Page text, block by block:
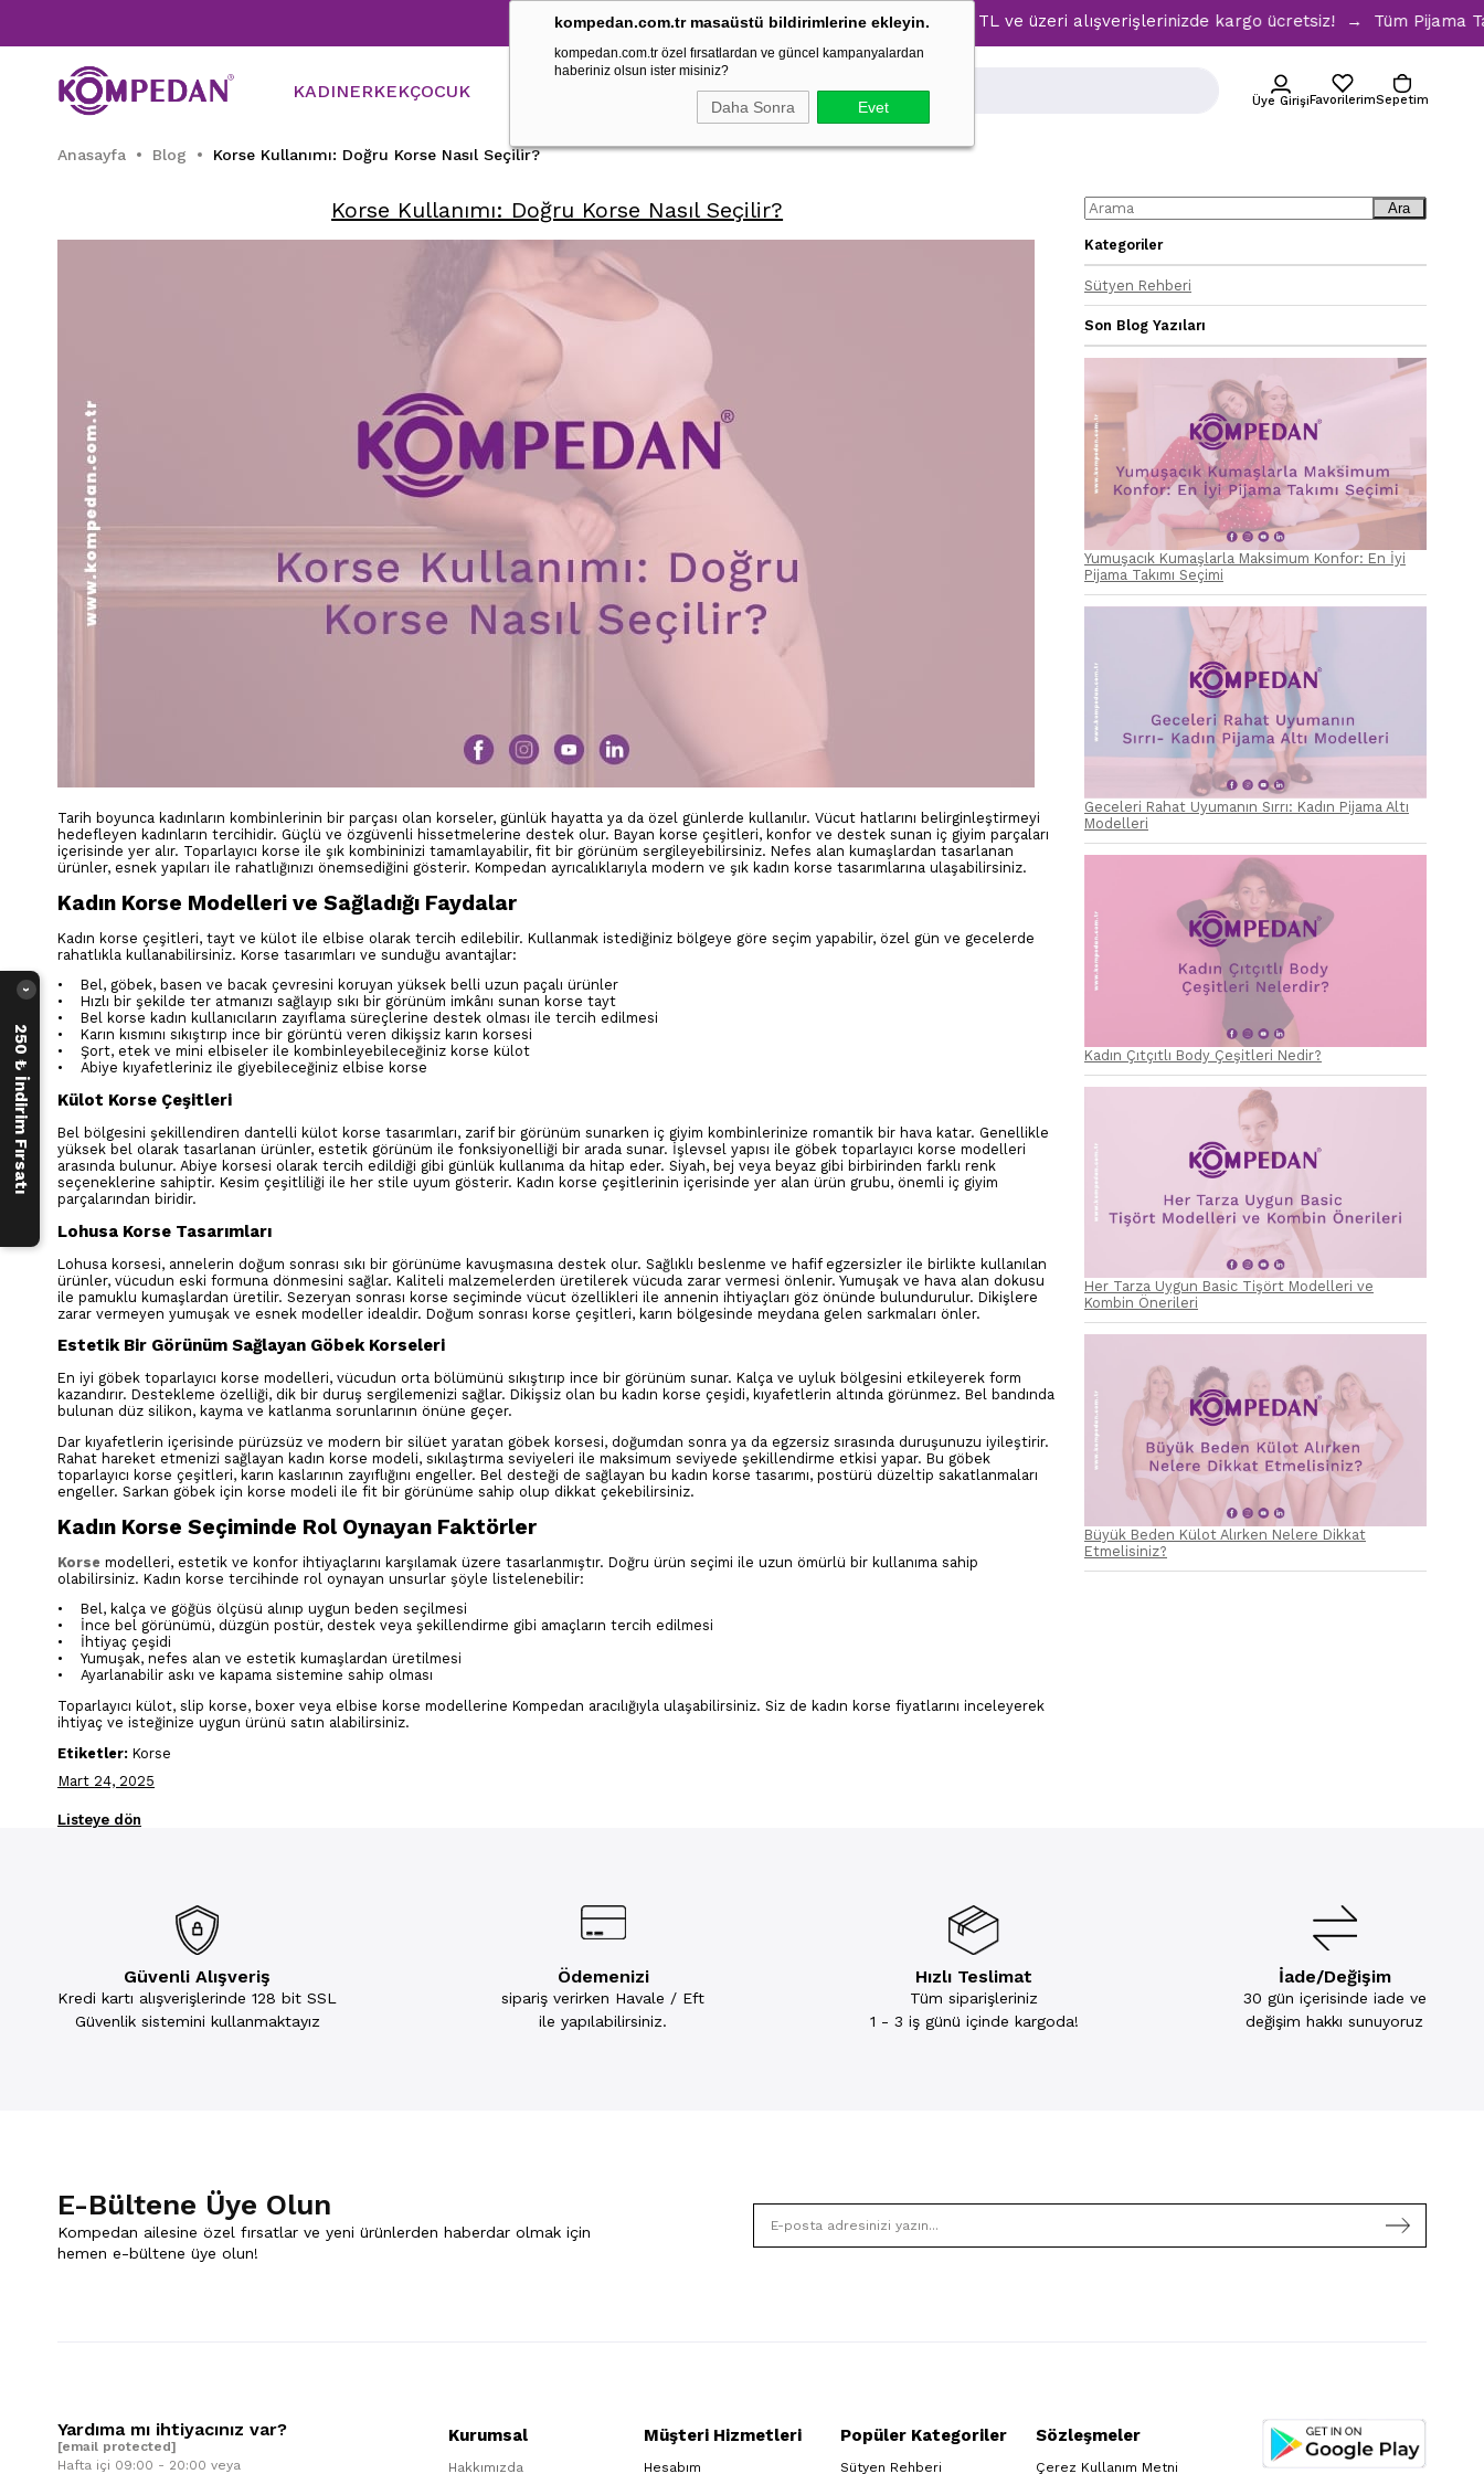
kompedan.com.tr masaüstü bildirimlerine ekleyin.
kompedan.com.tr özel fırsatlardan ve güncel kampanyalardan
haberiniz olsun ister misiniz?
Daha Sonra Evet
Tüm Pijama Takımlarında %30 İndirim → 1500 TL ve üzeri alışverişlerinizde kargo ücretsiz! → Tüm Pijama
KADINERKEKÇOCUK Üye GirişiFavorilerimSepetim
Anasayfa Blog Korse Kullanımı: Doğru Korse Nasıl Seçilir?
Korse Kullanımı: Doğru Korse Nasıl Seçilir?
Tarih boyunca kadınların kombinlerinin bir parçası olan korseler, günlük hayatta ya da özel günlerde kullanılır. Vücut hatlarını belirginleştirmeyi
hedefleyen kadınların tercihidir. Güçlü ve özgüvenli hissetmelerine destek olur. Bayan korse çeşitleri, konfor ve destek sunan iç giyim parçaları
içerisinde yer alır. Toparlayıcı korse ile şık kombininizi tamamlayabilir, fit bir görünüm sergileyebilirsiniz. Nefes alan kumaşlardan tasarlanan
ürünler, esnek yapıları ile rahatlığınızı önemsediğini gösterir. Kompedan ayrıcalıklarıyla modern ve şık kadın korse tasarımlarına ulaşabilirsiniz.
Kadın Korse Modelleri ve Sağladığı Faydalar
Kadın korse çeşitleri, tayt ve külot ile elbise olarak tercih edilebilir. Kullanmak istediğiniz bölgeye göre seçim yapabilir, özel gün ve gecelerde
rahatlıkla kullanabilirsiniz. Korse tasarımları ve sunduğu avantajlar:
• Bel, göbek, basen ve bacak çevresini koruyan yüksek belli uzun paçalı ürünler
• Hızlı bir şekilde ter atmanızı sağlayıp sıkı bir görünüm imkânı sunan korse tayt
• Bel korse kadın kullanıcıların zayıflama süreçlerine destek olması ile tercih edilmesi
• Karın kısmını sıkıştırıp ince bir görüntü veren dikişsiz karın korsesi
• Şort, etek ve mini elbiseler ile kombinleyebileceğiniz korse külot
• Abiye kıyafetleriniz ile giyebileceğiniz elbise korse
Külot Korse Çeşitleri
Bel bölgesini şekillendiren dantelli külot korse tasarımları, zarif bir görünüm sunarken iç giyim kombinlerinize romantik bir hava katar. Genellikle
yüksek bel olarak tasarlanan ürünler, estetik görünüm ile fonksiyonelliği bir arada sunar. İşlevsel yapısı ile göbek toparlayıcı korse modelleri
arasında bulunur. Abiye korsesi olarak tercih edildiği gibi günlük kullanıma da hitap eder. Siyah, bej veya beyaz gibi birbirinden farklı renk
seçeneklerine sahiptir. Kesim çeşitliliği ile her stile uyum gösterir. Kadın korse çeşitlerinin içerisinde yer alan ürün grubu, önemli iç giyim
parçalarından biridir.
Lohusa Korse Tasarımları
Lohusa korsesi, annelerin doğum sonrası sıkı bir görünüme kavuşmasına destek olur. Sağlıklı beslenme ve hafif egzersizler ile birlikte kullanılan
ürünler, vücudun eski formuna dönmesini sağlar. Kaliteli malzemelerden üretilerek vücuda zarar vermesi önlenir. Yumuşak ve hava alan dokusu
ile pamuklu kumaşlardan üretilir. Sezeryan sonrası korse seçiminde vücut özellikleri ile annenin ihtiyaçları göz önünde bulundurulur. Dikişlere
zarar vermeyen yumuşak ve esnek modeller idealdir. Doğum sonrası korse çeşitleri, karın bölgesinde meydana gelen sarkmaları önler.
Estetik Bir Görünüm Sağlayan Göbek Korseleri
En iyi göbek toparlayıcı korse modelleri, vücudun orta bölümünü sıkıştırıp ince bir görünüm sunar. Kalça ve uyluk bölgesini etkileyerek form
kazandırır. Destekleme özelliği, dik bir duruş sergilemenizi sağlar. Dikişsiz olan bu kadın korse çeşidi, kıyafetlerin altında görünmez. Bel bandında
bulunan düz silikon, kayma ve katlanma sorunlarının önüne geçer.
Dar kıyafetlerin içerisinde pürüzsüz ve modern bir silüet yaratan göbek korsesi, doğumdan sonra ya da egzersiz sırasında duruşunuzu iyileştirir.
Rahat hareket etmenizi sağlayan kadın korse modeli, sıkılaştırma seviyeleri ile maksimum seviyede şekillendirme etkisi yapar. Bu göbek
toparlayıcı korse çeşitleri, karın kaslarının zayıflığını engeller. Bel desteği de sağlayan bu kadın korse tasarımı, postürü düzeltip sakatlanmaları
engeller. Sarkan göbek için korse modeli ile fit bir görünüme sahip olup dikkat çekebilirsiniz.
Kadın Korse Seçiminde Rol Oynayan Faktörler
Korse modelleri, estetik ve konfor ihtiyaçlarını karşılamak üzere tasarlanmıştır. Doğru ürün seçimi ile uzun ömürlü bir kullanıma sahip
olabilirsiniz. Kadın korse tercihinde rol oynayan unsurlar şöyle listelenebilir:
• Bel, kalça ve göğüs ölçüsü alınıp uygun beden seçilmesi
• İnce bel görünümü, düzgün postür, destek veya şekillendirme gibi amaçların tercih edilmesi
• İhtiyaç çeşidi
• Yumuşak, nefes alan ve estetik kumaşlardan üretilmesi
• Ayarlanabilir askı ve kapama sistemine sahip olması
Toparlayıcı külot, slip korse, boxer veya elbise korse modellerine Kompedan aracılığıyla ulaşabilirsiniz. Siz de kadın korse fiyatlarını inceleyerek
ihtiyaç ve isteğinize uygun ürünü satın alabilirsiniz.
Etiketler: Korse
Mart 24, 2025
Listeye dön
Ara
Kategoriler
Sütyen Rehberi
Son Blog Yazıları
Yumuşacık Kumaşlarla Maksimum Konfor: En İyi
Pijama Takımı Seçimi
Geceleri Rahat Uyumanın Sırrı: Kadın Pijama Altı
Modelleri
Kadın Çıtçıtlı Body Çeşitleri Nedir?
Her Tarza Uygun Basic Tişört Modelleri ve
Kombin Önerileri
Büyük Beden Külot Alırken Nelere Dikkat
Etmelisiniz?
Güvenli Alışveriş
Kredi kartı alışverişlerinde 128 bit SSL
Güvenlik sistemini kullanmaktayız
Ödemenizi
sipariş verirken Havale / Eft
ile yapılabilirsiniz.
Hızlı Teslimat
Tüm siparişleriniz
1 - 3 iş günü içinde kargoda!
İade/Değişim
30 gün içerisinde iade ve
değişim hakkı sunuyoruz
E-Bültene Üye Olun
Kompedan ailesine özel fırsatlar ve yeni ürünlerden haberdar olmak için
hemen e-bültene üye olun!
Yardıma mı ihtiyacınız var?
[email protected]
Hafta içi 09:00 - 20:00 veya
Kurumsal
Hakkımızda
Müşteri Hizmetleri
Hesabım
Popüler Kategoriler
Sütyen Rehberi
Sözleşmeler
Çerez Kullanım Metni
250 ₺ İndirim Fırsatı
›